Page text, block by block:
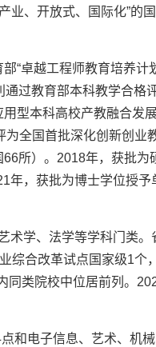
业、开放式、国际化”的
“卓越工程师教育培养计
通过教育部本科教学合格
用型本科高校产教融合发
为全国首批深化创新创业
所）。2018年，获批为
年，获批为博士学位授予
术学、法学等学科门类。
综合改革试点国家级1个，
同类院校中位居前列。
和电子信息、艺术、机械